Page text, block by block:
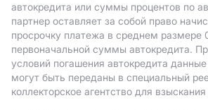
автокредита или суммы процентов по
партнер оставляет за собой право
просрочку платежа в среднем размере
первоначальной суммы автокредита.
условий погашения автокредита
могут быть переданы в специальный
коллекторское агентство для